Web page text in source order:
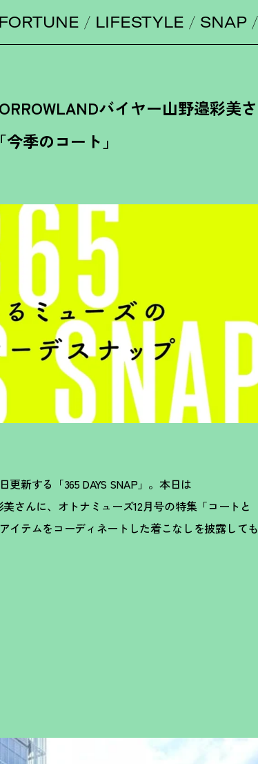
FORTUNE LIFESTYLE SNAP
バイヤー山野邉彩美さ
季のコート」
新する「365 DAYS SNAP」。本日は
さんに、オトナミューズ12月号の特集「コートと
イテムをコーディネートした着こなしを披露しても